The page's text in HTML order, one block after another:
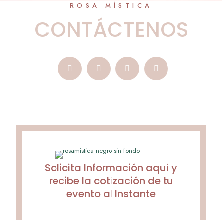
ROSA MÍSTICA
CONTÁCTENOS
Solicita Información aquí y
recibe la cotización de tu
evento al Instante